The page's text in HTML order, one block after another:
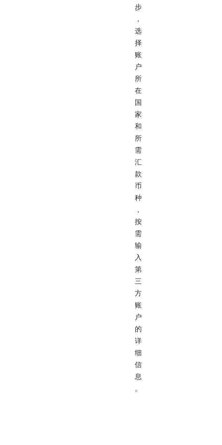
步
，
选
择
账
户
所
在
国
家
和
所
需
汇
款
币
种
，
按
需
输
入
第
三
方
账
户
的
详
细
信
息
。